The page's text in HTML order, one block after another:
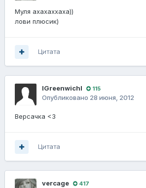
Муля ахахаххаха))
лови плюсик)
Цитата
lGreenwichl 115
Опубликовано 28 июня, 2012
Версачка <3
Цитата
vercage 417